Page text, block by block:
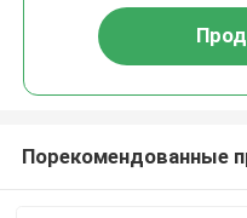
Порекомендованные